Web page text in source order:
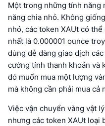
Một trong những tính năng
năng chia nhỏ. Không
nhỏ, các token XAUt có
nhất là 0.000001 ounce
dùng dễ dàng giao dịch
cường tính thanh khoản và
đó muốn mua một lượng
mà không cần phải mua cả
Việc vận chuyển vàng vật
nhưng các token XAUt loại